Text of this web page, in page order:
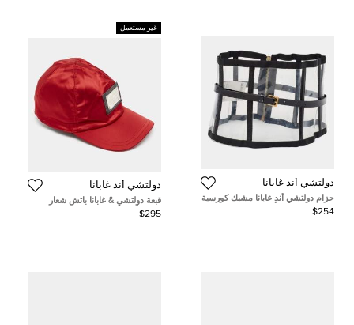
دولتشي أند غابانا
حزام دولتشي أند غابانا مشبك كورسية
جلد لامع شفاف/أسود و PVC
$254
غير مستعمل
دولتشي أند غابانا
قبعة دولتشي & غابانا باتش شعار
ساتان أحمر عتيقة مقاس 57
$295